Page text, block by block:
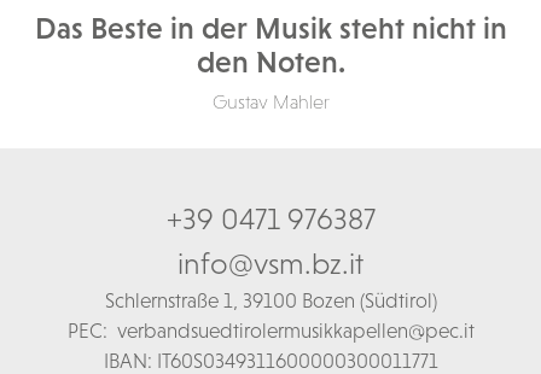
Das Beste in der Musik steht nicht in
den Noten.
Gustav Mahler
+39 0471 976387
info@vsm.bz.it
Schlernstraße 1, 39100 Bozen (Südtirol)
PEC: verbandsuedtirolermusikkapellen@pec.it
IBAN: IT60S0349311600000300011771